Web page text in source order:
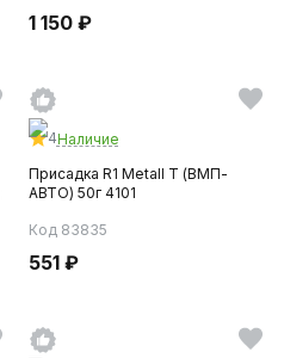
1 150 ₽
4Наличие
Присадка R1 Metall T (ВМП-
АВТО) 50г 4101
Код 83835
551 ₽